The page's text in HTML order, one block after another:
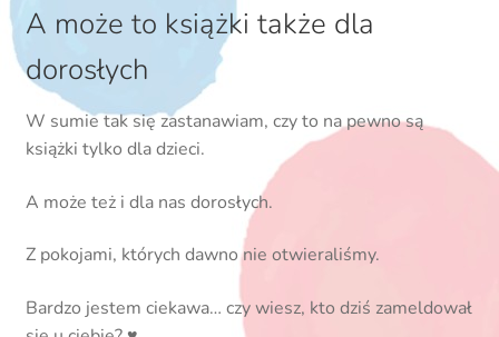
A może to książki także dla
dorosłych
W sumie tak się zastanawiam, czy to na pewno są
książki tylko dla dzieci.
A może też i dla nas dorosłych.
Z pokojami, których dawno nie otwieraliśmy.
Bardzo jestem ciekawa… czy wiesz, kto dziś zameldował